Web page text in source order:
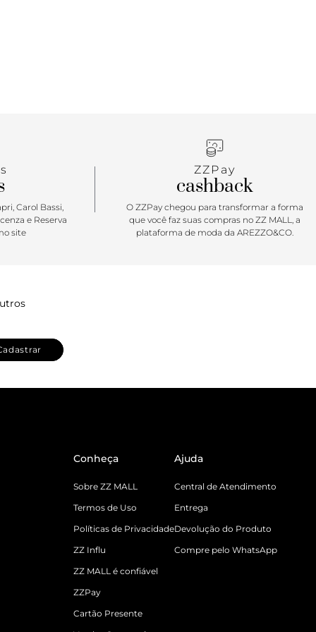
Carol Bassi,
e Reserva
site
ZZPay
cashback
O ZZPay chegou para transformar a forma
que você faz suas compras no ZZ MALL, a
plataforma de moda da AREZZO&CO.
Conheça
Sobre ZZ MALL
Termos de Uso
Políticas de Privacidade
ZZ Influ
ZZ MALL é confiável
ZZPay
Cartão Presente
Ajuda
Central de Atendimento
Entrega
Devolução do Produto
Compre pelo WhatsApp